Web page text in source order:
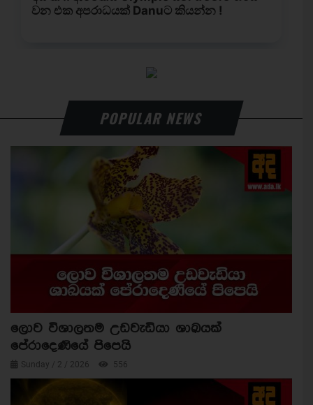
POPULAR NEWS
ලොව විශාලතම උඩවැඩියා ශාඛයක්
පේරාදෙණියේ පිපෙයි
Sunday / 2 / 2026 556